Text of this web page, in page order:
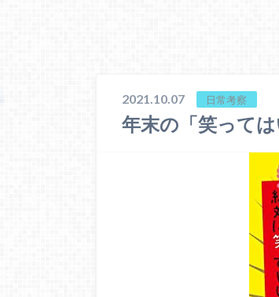
2021.10.07 日常考察
年末の「笑って